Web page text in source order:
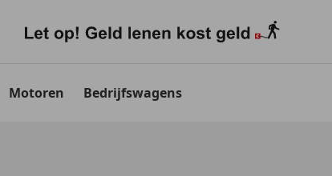
Motoren Bedrijfswagens